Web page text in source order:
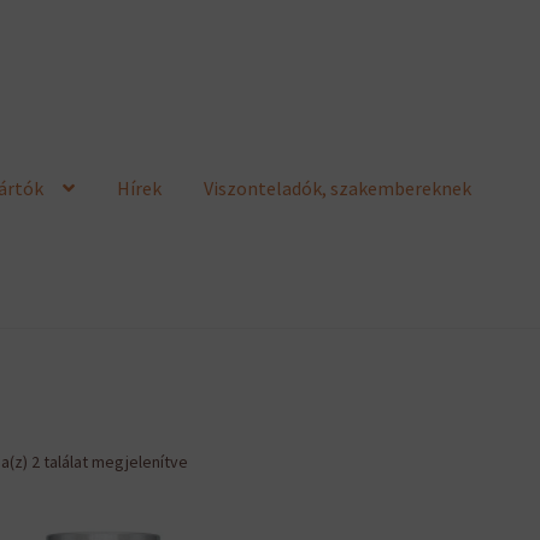
Hírek Viszonteladók, szakembereknek
2 találat megjelenítve